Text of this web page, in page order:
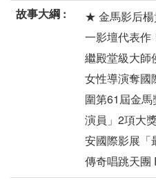
故事大綱 :
★ 金馬影后楊
一影壇代表
繼殿堂級大師
女性導演奪
圍第61屆金
演員」2項大
安國際影展
傳奇唱跳天團